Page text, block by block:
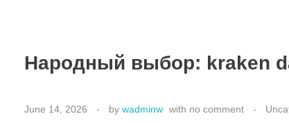
Народный выбор: kraken
June 14, 2026 by wadminw with no comment